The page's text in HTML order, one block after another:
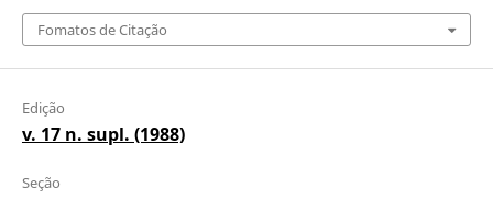
Fomatos de Citação
Edição
v. 17 n. supl. (1988)
Seção